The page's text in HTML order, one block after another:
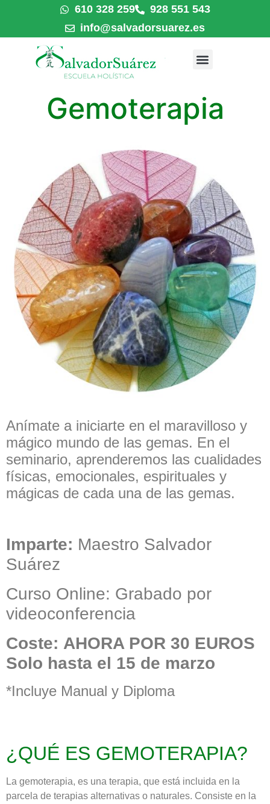
610 328 259
928 551 543
info@salvadorsuarez.es
Gemoterapia
Anímate a iniciarte en el maravilloso y
mágico mundo de las gemas. En el
seminario, aprenderemos las cualidades
físicas, emocionales, espirituales y
mágicas de cada una de las gemas.
Imparte: Maestro Salvador
Suárez
Curso Online: Grabado por
videoconferencia
Coste: AHORA POR 30 EUROS
Solo hasta el 15 de marzo
*Incluye Manual y Diploma
¿QUÉ ES GEMOTERAPIA?
La gemoterapia, es una terapia, que está incluida en la
parcela de terapias alternativas o naturales. Consiste en la